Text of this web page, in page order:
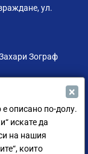
ул.
Зограф
Ойл
75
×
е описано по-долу.
искате да
на нашия
които